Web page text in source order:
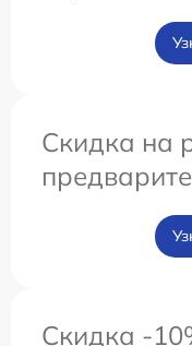
Скидка на
Скидка -